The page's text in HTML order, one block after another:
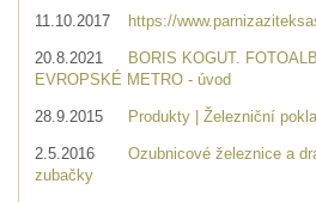
11.10.2017 https://
20.8.2021
BORIS KOGUT.
EVROPSKÉ METRO - úvod
28.9.2015 Produkty | Železniční
2.5.2016
Ozubnicové železnice a
zubačky